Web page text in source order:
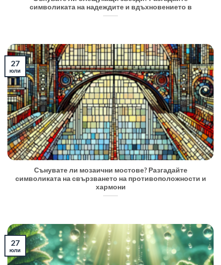
символиката на надеждите и вдъхновението в
Сънувате ли мозаични мостове? Разгадайте
символиката на свързването на противоположности и
хармони
27
юли
27
юли